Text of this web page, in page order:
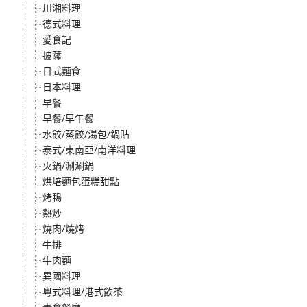
川湘料理
德式料理
愛食記
披薩
日式麵食
日本料理
早餐
早餐/早午餐
水餃/蒸餃/湯包/鍋貼
泰式/東南亞/南洋料理
火鍋/涮涮鍋
烘培麵包蛋糕甜點
烤鴨
熱炒
燒肉/燒烤
牛排
牛肉麵
異國料理
粵式料理/港式飲茶